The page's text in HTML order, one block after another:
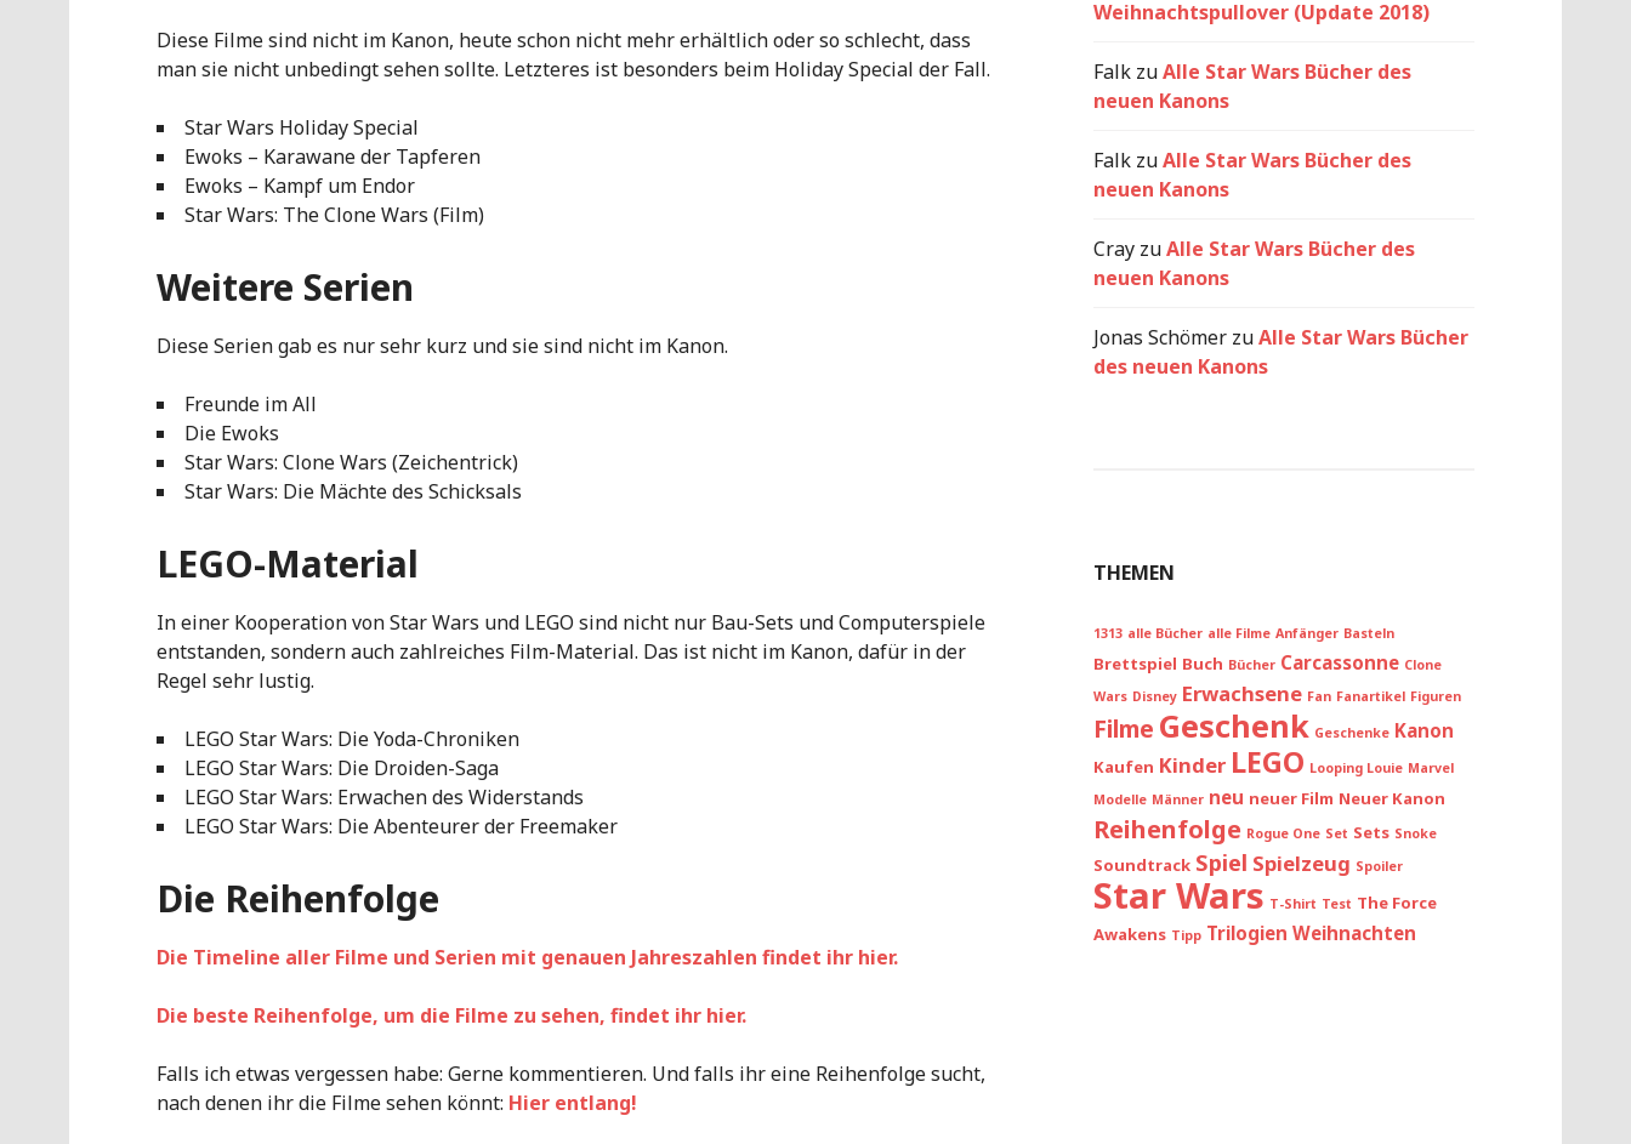
Diese Filme sind nicht im Kanon, heute schon nicht mehr erhältlich oder so schlecht, dass
man sie nicht unbedingt sehen sollte. Letzteres ist besonders beim Holiday Special der Fall.
Star Wars Holiday Special
Ewoks – Karawane der Tapferen
Ewoks – Kampf um Endor
Star Wars: The Clone Wars (Film)
Weitere Serien
Diese Serien gab es nur sehr kurz und sie sind nicht im Kanon.
Freunde im All
Die Ewoks
Star Wars: Clone Wars (Zeichentrick)
Star Wars: Die Mächte des Schicksals
LEGO-Material
In einer Kooperation von Star Wars und LEGO sind nicht nur Bau-Sets und Computerspiele
entstanden, sondern auch zahlreiches Film-Material. Das ist nicht im Kanon, dafür in der
Regel sehr lustig.
LEGO Star Wars: Die Yoda-Chroniken
LEGO Star Wars: Die Droiden-Saga
LEGO Star Wars: Erwachen des Widerstands
LEGO Star Wars: Die Abenteurer der Freemaker
Die Reihenfolge
Die Timeline aller Filme und Serien mit genauen Jahreszahlen findet ihr hier.
Die beste Reihenfolge, um die Filme zu sehen, findet ihr hier.
Falls ich etwas vergessen habe: Gerne kommentieren. Und falls ihr eine Reihenfolge sucht,
nach denen ihr die Filme sehen könnt: Hier entlang!
Weihnachtspullover (Update 2018)
Falk zuAlle Star Wars Bücher des
neuen Kanons
Falk zuAlle Star Wars Bücher des
neuen Kanons
Cray zuAlle Star Wars Bücher des
neuen Kanons
Jonas Schömer zuAlle Star Wars Bücher
des neuen Kanons
THEMEN
1313 alle Bücher alle Filme Anfänger Basteln
Brettspiel Buch Bücher Carcassonne Clone
Wars Disney Erwachsene Fan Fanartikel Figuren
Filme Geschenk Geschenke Kanon
Kaufen Kinder LEGO Looping Louie Marvel
Modelle Männer neu neuer Film Neuer Kanon
Reihenfolge Rogue One Set Sets Snoke
Soundtrack Spiel Spielzeug Spoiler
Star Wars T-Shirt Test The Force
Awakens Tipp Trilogien Weihnachten